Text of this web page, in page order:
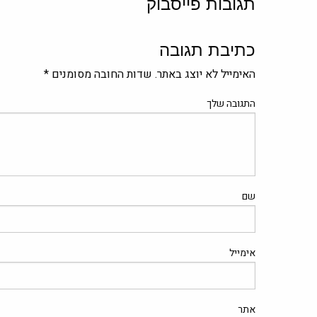
כתיבת תגובה
האימייל לא יוצג באתר. שדות החובה מסומנים *
התגובה שלך
שם
אימייל
אתר